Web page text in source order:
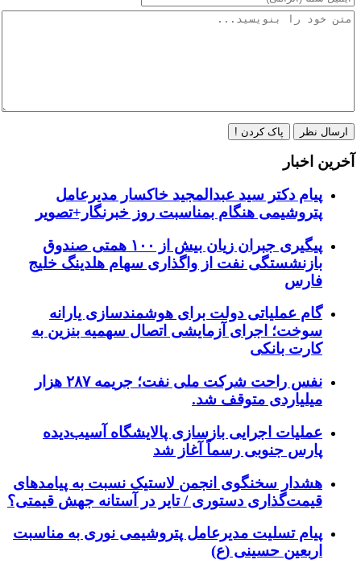
ارسال نظر پاک کردن !
آخرین اخبار
پیام دکتر سید عبدالمجید خاکسار مدیرعامل
پتروشیمی هنگام بمناسبت روز خبرنگار+تصویر
پیگیری جبران زیان بیش از ۱۰۰ همتی صندوق
بازنشستگی نفت از واگذاری سهام هلدینگ خلیج
فارس
گام عملیاتی دولت برای هوشمندسازی یارانه
سوخت؛ اجرای آزمایشی اتصال سهمیه بنزین به
کارت بانکی
نفس راحت شرکت ملی نفت؛ جریمه ۲۸۷ هزار
میلیاردی متوقف شد.
عملیات اجرایی بازسازی پالایشگاه آسیب‌دیده
پارس جنوبی رسماً آغاز شد
هشدار سخنگوی انجمن لاستیک نسبت به پیامدهای
قیمت‌گذاری دستوری / تایر در آستانه جهش قیمتی؟
پیام تسلیت مدیرعامل پتروشیمی نوری به مناسبت
اربعین حسینی (ع)